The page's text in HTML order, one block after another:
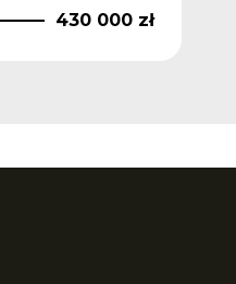
430 000 zł